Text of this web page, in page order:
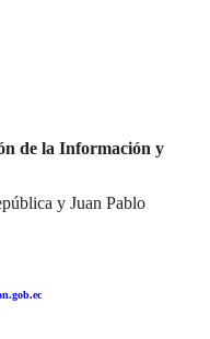
de la Información y
y Juan Pablo